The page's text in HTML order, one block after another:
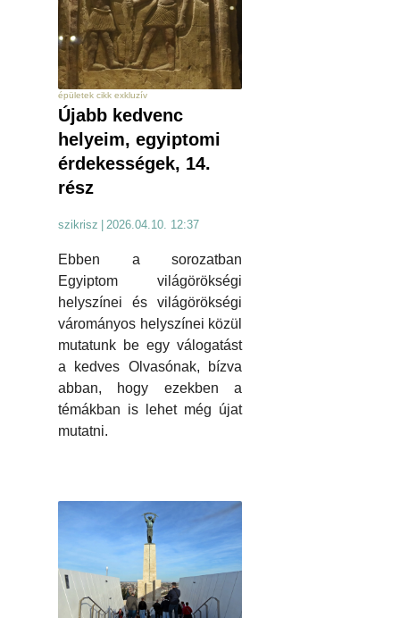
épületek cikk exkluzív
Újabb kedvenc
helyeim, egyiptomi
érdekességek, 14.
rész
szikrisz 2026.04.10. 12:37
Ebben a sorozatban
Egyiptom világörökségi
helyszínei és világörökségi
várományos helyszínei közül
mutatunk be egy válogatást
a kedves Olvasónak, bízva
abban, hogy ezekben a
témákban is lehet még újat
mutatni.